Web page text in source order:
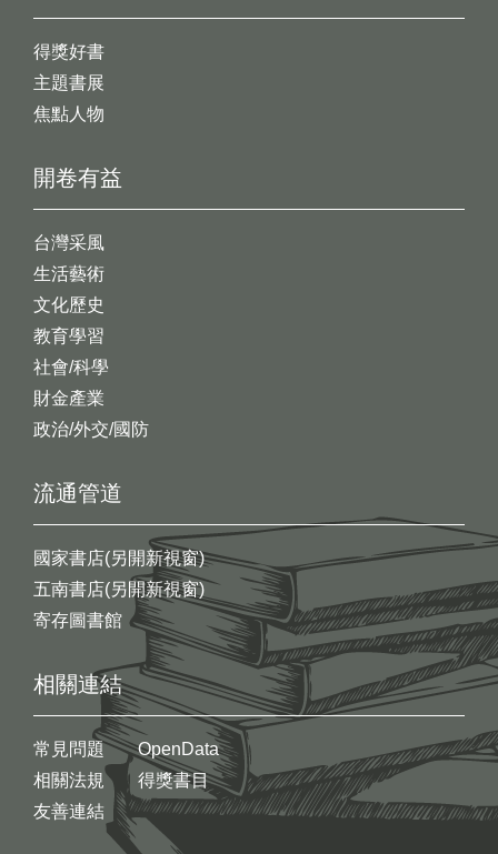
開卷有益
台灣采風
生活藝術
文化歷史
教育學習
社會/科學
財金產業
政治/外交/國防
得獎好書
主題書展
焦點人物
流通管道
國家書店(另開新視窗)
五南書店(另開新視窗)
寄存圖書館
相關連結
常見問題
相關法規
友善連結
OpenData
得獎書目